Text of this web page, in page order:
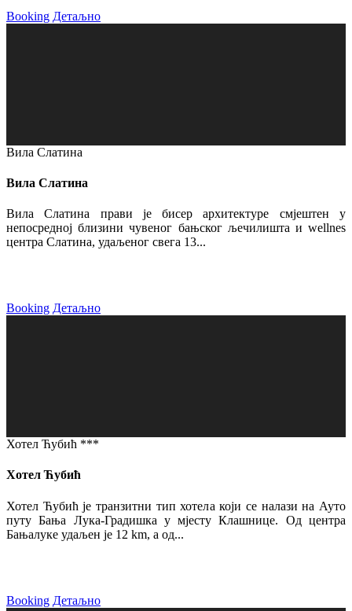
Booking Детаљно
Вила Слатина
Вила Слатина
Вила Слатина прави је бисер архитектуре смјештен у
непосредној близини чувеног бањског љечилишта и wellnes
центра Слатина, удаљеног свега 13...
Booking Детаљно
Хотел Ћубић ***
Хотел Ћубић
Хотел Ћубић је транзитни тип хотела који се налази на Ауто
путу Бања Лука-Градишка у мјесту Клашнице. Од центра
Бањалуке удаљен је 12 km, а од...
Booking Детаљно